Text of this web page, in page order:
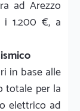
ad Arezzo
1.200 €, a
in base alle
totale per la
elettrico ad